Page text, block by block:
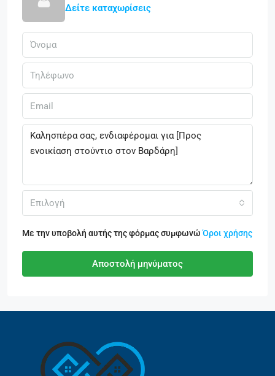
Δείτε καταχωρίσεις
Επιλογή
Με την υποβολή αυτής της φόρμας συμφωνώΌροι χρήσης
Αποστολή μηνύματος